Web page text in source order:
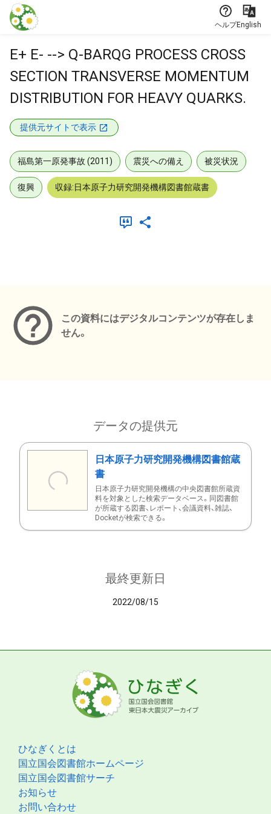
本文に飛ぶ
ヘルプEnglish
E+ E- --> Q-BARQG PROCESS CROSS
SECTION TRANSVERSE MOMENTUM
DISTRIBUTION FOR HEAVY QUARKS.
提供元サイトで表示
福島第一原発事故 (2011) 震災への備え 被災状況
復興 収録:日本原子力研究開発機構図書館蔵書
この資料にはデジタルコンテンツが存在しま
せん。
データの提供元
日本原子力研究開発機構図書館蔵
書
日本原子力研究開発機構の中央図書館所蔵資
料を対象とした検索データベース。同図書館
が所蔵する図書、レポート、会議資料、雑誌、
Docketが検索できる。
最終更新日
2022/08/15
ひなぎくとは
国立国会図書館ホームページ
国立国会図書館サーチ
お知らせ
お問い合わせ